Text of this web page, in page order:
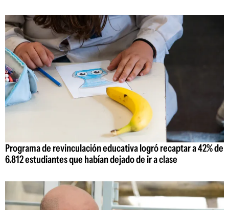
Programa de revinculación educativa logró recaptar a 42% de
6.812 estudiantes que habían dejado de ir a clase